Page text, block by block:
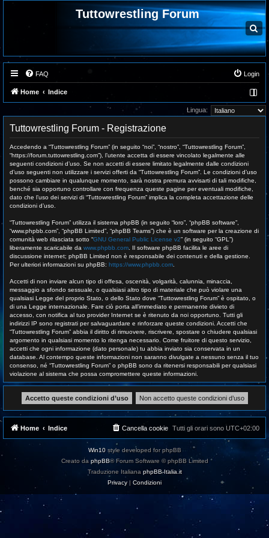
Tuttowrestling Forum
C
e
r
c
a
FAQ Login
Home Indice
Lingua:
Tuttowrestling Forum - Registrazione
Accedendo a “Tuttowrestling Forum” (in seguito “noi”, “nostro”, “Tuttowrestling Forum”,
“https://forum.tuttowrestling.com”), l’utente accetta di essere vincolato legalmente alle
seguenti condizioni d’uso. Se non accetti di essere limitato legalmente dalle condizioni
d’uso seguenti non utilizzare i servizi offerti da “Tuttowrestling Forum”. Le condizioni d’uso
possono cambiare in qualunque momento, sarà nostra premura avvisarti di tali modifiche,
benché sia opportuno controllare con frequenza queste pagine per eventuali modifiche,
dato che l’uso dei servizi di “Tuttowrestling Forum” implica la completa accettazione delle
condizioni d’uso.
“Tuttowrestling Forum” utilizza il sistema phpBB (in seguito “loro”, “phpBB software”,
“www.phpbb.com”, “phpBB Limited”, “phpBB Teams”) che è un software per la creazione di
comunità web rilasciata sotto “GNU General Public License v2” (in seguito “GPL”)
liberamente scaricabile da www.phpbb.com . Il software phpBB facilita le aree di
discussione internet; phpBB Limited non è responsabile dei contenuti e della gestione.
Per ulteriori informazioni su phpBB: https://www.phpbb.com
Accetti di non inviare alcun tipo di offesa, oscenità, volgarità, calunnia, minaccia,
messaggio a sfondo sessuale, o qualsiasi altro tipo di materiale che può violare una
qualsiasi Legge del proprio Stato, o dello Stato dove “Tuttowrestling Forum” è ospitato, o
di una Legge internazionale. Fare ciò porta all’immediato e permanente divieto di
accesso, con notifica al tuo provider Internet se è ritenuto da noi opportuno. Tutti gli
indirizzi IP sono registrati per salvaguardare e rinforzare queste condizioni. Accetti che
“Tuttowrestling Forum” abbia il diritto di rimuovere, riscrivere, spostare o chiudere qualsiasi
argomento in qualsiasi momento lo ritenga necessario. Come fruitore di questo servizio,
accetti che ogni informazione (dato personale) tu abbia inviato sia conservata in un
database. Al contempo queste informazioni non saranno divulgate a nessuno senza il tuo
consenso, né “Tuttowrestling Forum” o phpBB sono da ritenersi responsabili per qualsiasi
violazione al sistema che possa compromettere queste informazioni.
Home Indice Tutti gli orari sono UTC+02:00
Cancella cookie
Win10style developed for phpBB
Creato da phpBB® Forum Software © phpBB Limited
Traduzione Italiana phpBB-Italia.it
Privacy | Condizioni